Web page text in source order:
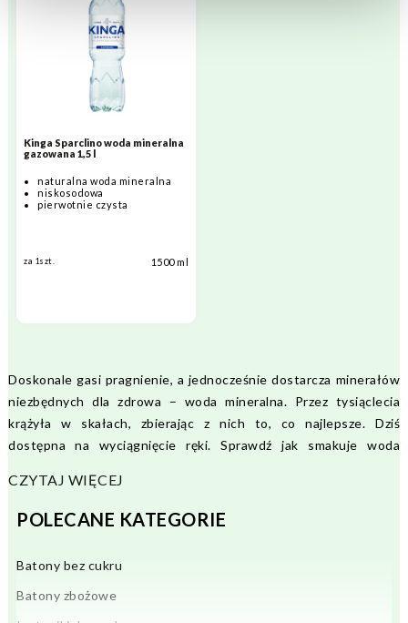
Kinga Sparclino woda mineralna
gazowana 1,5 l
naturalna woda mineralna
niskosodowa
pierwotnie czysta
za 1szt. 1500 ml
Doskonale gasi pragnienie, a jednocześnie dostarcza minerałów
niezbędnych dla zdrowa – woda mineralna. Przez tysiąclecia
krążyła w skałach, zbierając z nich to, co najlepsze. Dziś
dostępna na wyciągnięcie ręki. Sprawdź jak smakuje woda
Czy wiesz, że nasze ciało w około 60-70% – a mózg w 85% –
prawidłowego funkcjonowania – nawet do 6% tego płynu
zostaje wydalone z organizmu każdego dnia. To właśnie dlatego
CZYTAJ WIĘCEJ
POLECANE KATEGORIE
Batony bez cukru
Batony zbożowe